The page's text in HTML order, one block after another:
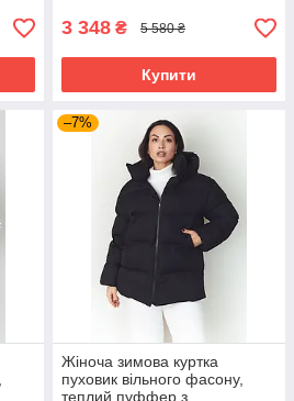
3 348 ₴ 5 580 ₴
Купити
–7%
Жіноча зимова куртка
пуховик вільного фасону,
теплий пуффер з